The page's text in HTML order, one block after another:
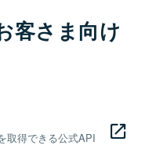
客さま向け
取得できる公式API